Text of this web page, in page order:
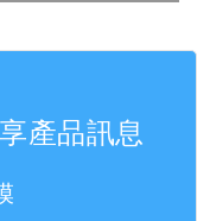
產品訊息